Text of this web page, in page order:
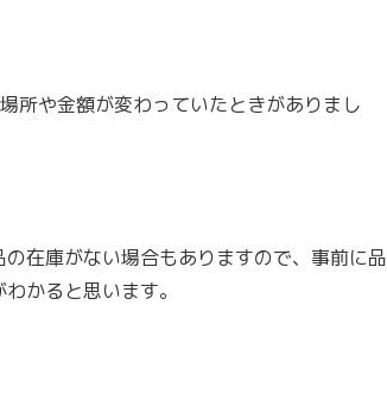
所や金額が変わっていたときがありまし
在庫がない場合もありますので、事前に品
かると思います。